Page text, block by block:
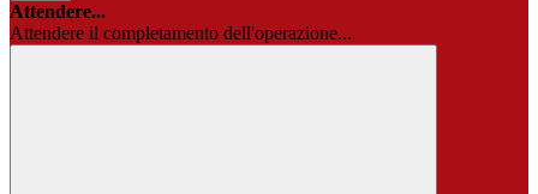
Attendere...
Attendere il completamento dell'operazione...